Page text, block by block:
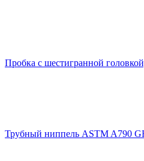
Пробка с шестигранной
Трубный ниппель ASTM A790